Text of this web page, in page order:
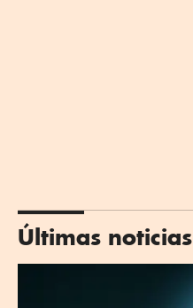
Últimas noticias